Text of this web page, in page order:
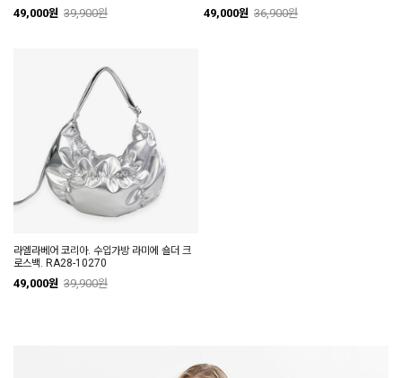
49,000원 39,900원 49,000원 36,900원
라엘라베어 코리아. 수입가방 라미에 숄더 크
로스백. RA28-10270
49,000원 39,900원